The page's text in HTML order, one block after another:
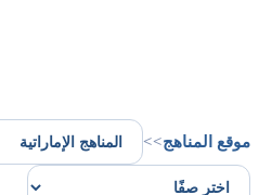
موقع المناهج>>